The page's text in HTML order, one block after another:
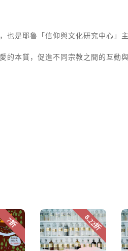
也是耶魯「信仰與文化研究中心」
本質，促進不同宗教之間的互動